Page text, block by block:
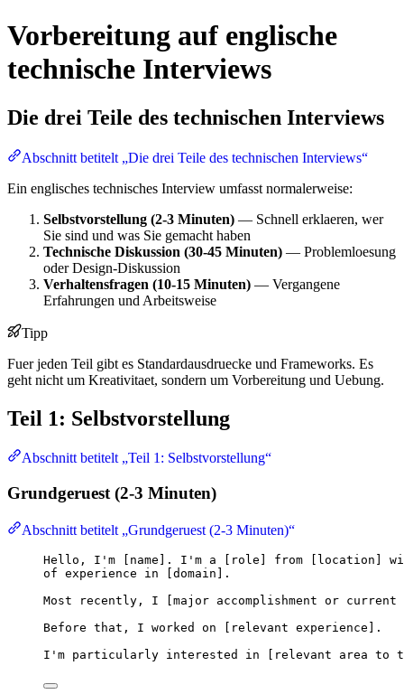
Vorbereitung auf englische
technische Interviews
Die drei Teile des technischen Interviews
Abschnitt betitelt „Die drei Teile des technischen Interviews“
Ein englisches technisches Interview umfasst normalerweise:
Selbstvorstellung (2-3 Minuten) — Schnell erklaeren, wer
Sie sind und was Sie gemacht haben
Technische Diskussion (30-45 Minuten) — Problemloesung
oder Design-Diskussion
Verhaltensfragen (10-15 Minuten) — Vergangene
Erfahrungen und Arbeitsweise
Tipp
Fuer jeden Teil gibt es Standardausdruecke und Frameworks. Es
geht nicht um Kreativitaet, sondern um Vorbereitung und Uebung.
Teil 1: Selbstvorstellung
Abschnitt betitelt „Teil 1: Selbstvorstellung“
Grundgeruest (2-3 Minuten)
Abschnitt betitelt „Grundgeruest (2-3 Minuten)“
Hello, I'm [name]. I'm a [role] from [location]
of experience in [domain].
Most recently, I [major accomplishment or current
Before that, I worked on [relevant experience].
I'm particularly interested in [relevant area to